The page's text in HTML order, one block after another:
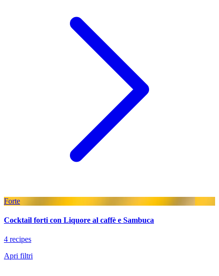
Forte
Cocktail forti con Liquore al caffè e Sambuca
4 recipes
Apri filtri